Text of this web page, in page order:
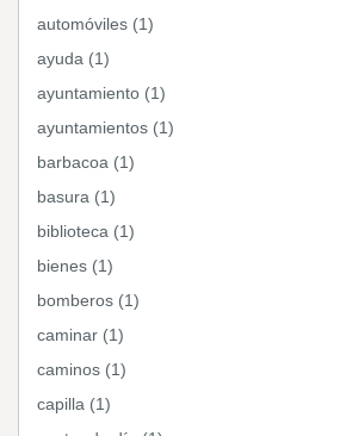
automóviles (1)
ayuda (1)
ayuntamiento (1)
ayuntamientos (1)
barbacoa (1)
basura (1)
biblioteca (1)
bienes (1)
bomberos (1)
caminar (1)
caminos (1)
capilla (1)